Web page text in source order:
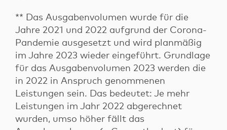
** Das Ausgabenvolumen wurde für die
Jahre 2021 und 2022 aufgrund der Corona-
Pandemie ausgesetzt und wird planmäßig
im Jahre 2023 wieder eingeführt. Grundlage
für das Ausgabenvolumen 2023 werden die
in 2022 in Anspruch genommenen
Leistungen sein. Das bedeutet: Je mehr
Leistungen im Jahr 2022 abgerechnet
wurden, umso höher fällt das